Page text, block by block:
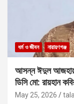
ধর্ম ও জীবন নারায়ণগঞ্জ
আসন্ন ঈদুল আজহায়
ডিসি মো: রায়হান
May 25, 2026